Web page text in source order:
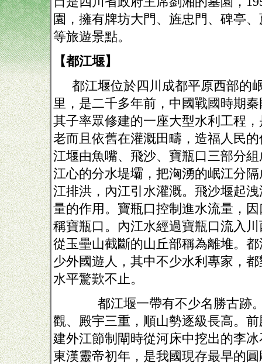
園，擁有牌坊大門、旌忠門、碑亭
等旅遊景點。
【都江堰】
都江堰位於四川成都平原西部的
里，是二千多年前，中國戰國時期
其子率眾修建的一座大型水利工程
老而且依舊在灌溉田疇，造福人民
江堰由魚嘴、飛沙、寶瓶口三部分
江心的分水堤壩，把洶湧的岷江分
江排洪，內江引水灌溉。飛沙堰起
量的作用。寶瓶口控制進水流量，
稱寶瓶口。內江水經過寶瓶口流入
從玉壘山截斷的山丘部稱為離堆。
少外國遊人，其中不少水利專家，
水平驚歎不止。
都江堰一帶有不少名勝古跡
觀、殿宇三重，順山勢逐級長高。
建外江節制閘時從河床中挖出的李
東漢靈帝初年，是我國現存最早的